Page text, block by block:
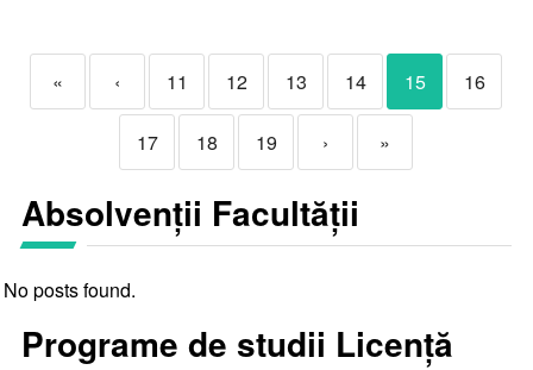
« ‹ 11 12 13 14 15 16
17 18 19 › »
Absolvenții Facultății
No posts found.
Programe de studii Licență